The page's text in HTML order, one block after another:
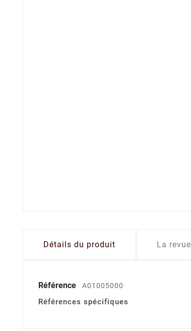
Détails du produit La revue
Référence A01005000
Références spécifiques